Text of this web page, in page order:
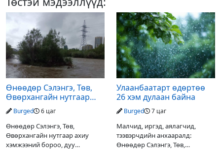
Өнөөдөр Сэлэнгэ, Төв,
Өвөрхангайн нутгаар
аадар орж, үерлэх
аюултайг анхааруулав
Burged 6 цаг
Өнөөдөр Сэлэнгэ, Төв,
Өвөрхангайн нутгаар ахиу
хэмжээний бороо, дуу
Улаанбаатарт өдөртөө
26 хэм дулаан байна
Burged 7 цаг
Малчид, иргэд, аялагчид,
тээвэрчдийн анхааралд:
Өнөөдөр Сэлэнгэ, Төв,